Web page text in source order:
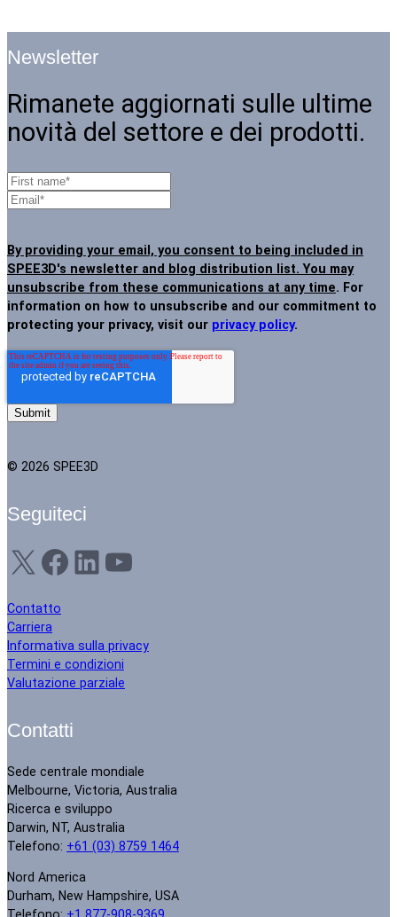
Newsletter
Rimanete aggiornati sulle ultime
novità del settore e dei prodotti.
By providing your email, you consent to being included in
SPEE3D's newsletter and blog distribution list. You may
unsubscribe from these communications at any time. For
information on how to unsubscribe and our commitment to
protecting your privacy, visit our privacy policy.
© 2026 SPEE3D
Seguiteci
X Facebook LinkedIn YouTube
Contatto
Carriera
Informativa sulla privacy
Termini e condizioni
Valutazione parziale
Contatti
Sede centrale mondiale
Melbourne, Victoria, Australia
Ricerca e sviluppo
Darwin, NT, Australia
Telefono: +61 (03) 8759 1464
Nord America
Durham, New Hampshire, USA